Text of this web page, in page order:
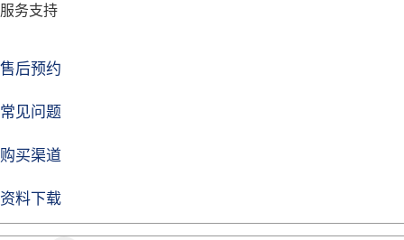
服务支持
售后预约
常见问题
购买渠道
资料下载
技术实力
企业动态
焦点注册Life
品牌视角